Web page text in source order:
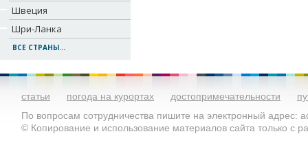
Швеция
Шри-Ланка
ВСЕ СТРАНЫ...
статьи погода на курортах достопримечательности
По вопросам сотрудничества пишите на электронный адрес:
© Копирование и использование материалов сайта только с